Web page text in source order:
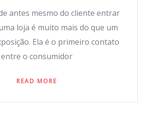
antes mesmo do cliente entrar
loja é muito mais do que um
Ela é o primeiro contato
entre o consumidor
READ MORE